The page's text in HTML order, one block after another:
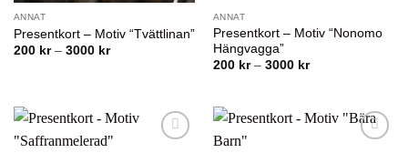
ANNAT
Presentkort – Motiv “Tvättlinan”
200 kr – 3000 krPrisintervall:
ANNAT
Presentkort – Motiv “Nonomo
Hängvagga”
200 kr – 3000 krPrisintervall: